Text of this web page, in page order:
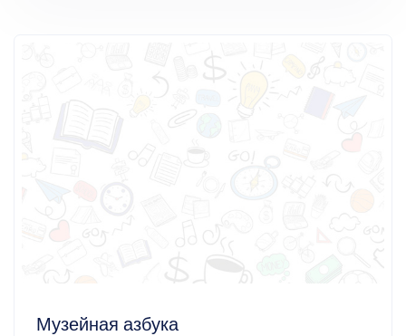
Музейная азбука